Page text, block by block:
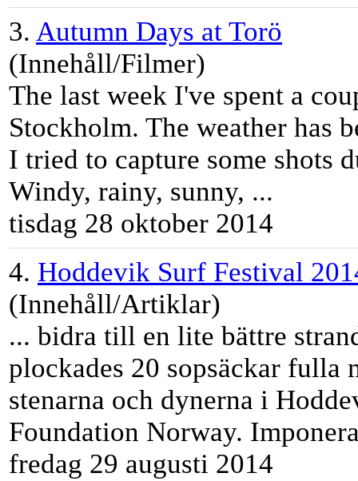
3. Autumn Days at Torö
(Innehåll/Filmer)
The last week I've spent a
Stockholm. The weather has
I tried to capture some shots
Windy, rainy, sunny, ...
tisdag 28 oktober 2014
4. Hoddevik Surf Festival
(Innehåll/Artiklar)
... bidra till en lite bättre
plockades 20 sopsäckar fulla
stenarna och dynerna i
Foundation Norway.
fredag 29 augusti 2014